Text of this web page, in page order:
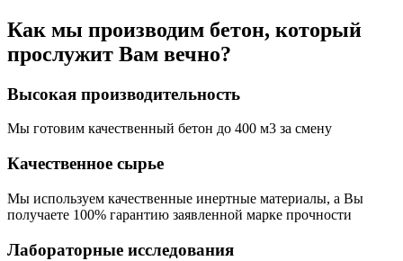
Как мы производим бетон, который
прослужит Вам вечно?
Высокая производительность
Мы готовим качественный бетон до 400 м3 за смену
Качественное сырье
Мы используем качественные инертные материалы, а Вы
получаете 100% гарантию заявленной марке прочности
Лабораторные исследования